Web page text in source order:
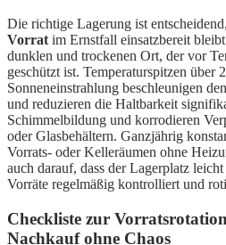
Die richtige Lagerung ist
Vorratim Ernstfall einsatzbereit
dunklen und trockenen Ort, der vor
geschützt ist. Temperaturspitzen über
Sonneneinstrahlung beschleunigen
und reduzieren die Haltbarkeit
Schimmelbildung und korrodieren
oder Glasbehältern. Ganzjährig
Vorrats- oder Kelleräumen ohne
auch darauf, dass der Lagerplatz
Vorräte regelmäßig kontrolliert und
Checkliste zur
Nachkauf ohne Chaos